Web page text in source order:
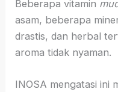
Beberapa vitamin
asam, beberapa
drastis, dan herbal
aroma tidak nyaman.
INOSA mengatasi ini